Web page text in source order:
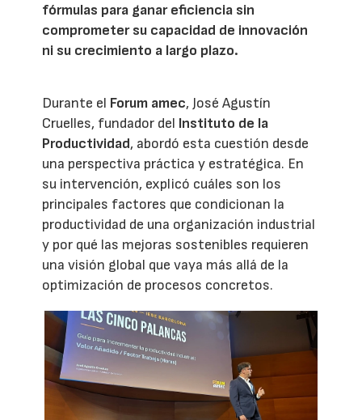
fórmulas para ganar eficiencia sin
comprometer su capacidad de innovación
ni su crecimiento a largo plazo.
Durante el Forum amec, José Agustín
Cruelles, fundador del Instituto de la
Productividad, abordó esta cuestión desde
una perspectiva práctica y estratégica. En
su intervención, explicó cuáles son los
principales factores que condicionan la
productividad de una organización industrial
y por qué las mejoras sostenibles requieren
una visión global que vaya más allá de la
optimización de procesos concretos.